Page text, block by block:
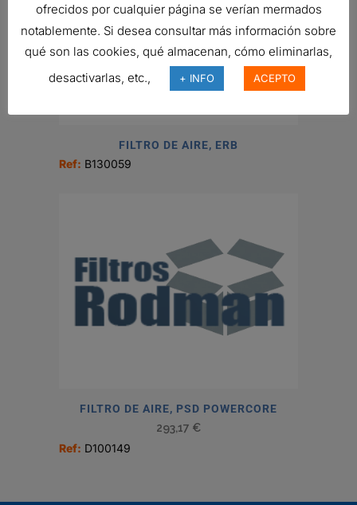
FILTRO DE AIRE, ERB
Ref: B130059
FILTRO DE AIRE, PSD POWERCORE
293,17 €
Ref: D100149
ofrecidos por cualquier página se verían mermados
notablemente. Si desea consultar más información sobre
qué son las cookies, qué almacenan, cómo eliminarlas,
desactivarlas, etc.,
+ INFO ACEPTO